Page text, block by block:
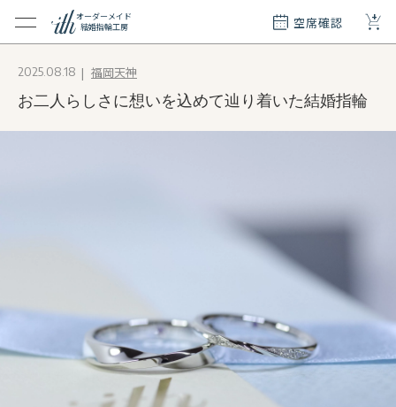
オーダーメイド
結婚指輪工房
空席確認 +
メイド
2025.08.18 福岡天神
お二人らしさに想いを込めて辿り着いた結婚指輪